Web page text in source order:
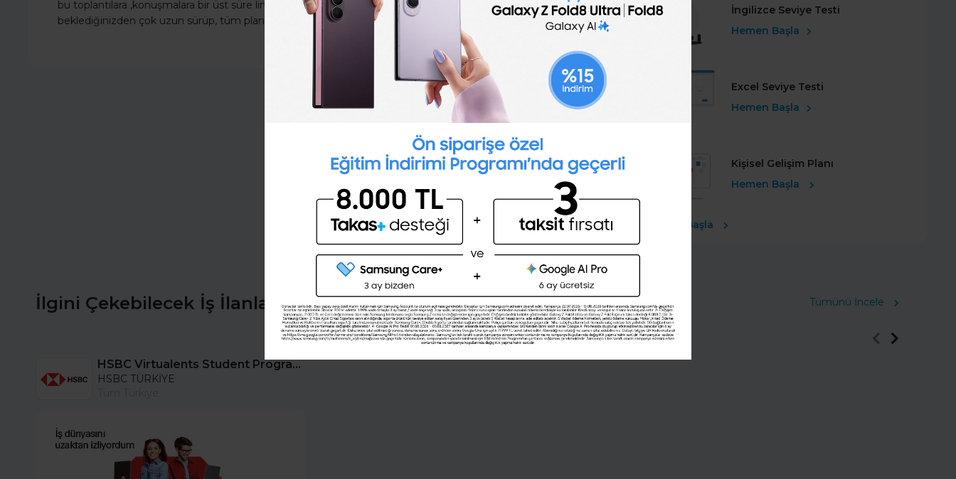
28 günlük kişisel gelişim planını
oluşturmak ister misin ?
bu toplantılara ,konuşmalara bir üst süre limiti koymanız şart. Aksi takdirde toplantılar ve konuşmalar
beklediğinizden çok uzun sürüp, tüm planlarınızı aksatabilir.
İngilizce Seviye Testi
Hemen Başla
Excel Seviye Testi
Hemen Başla
Kişisel Gelişim Planı
Hemen Başla
Ücretsiz Başla
İlgini Çekebilecek İş İlanları Tümünü İncele
HSBC Virtualents Student Program bu sene de devam ediyor!
HSBC TÜRKİYE